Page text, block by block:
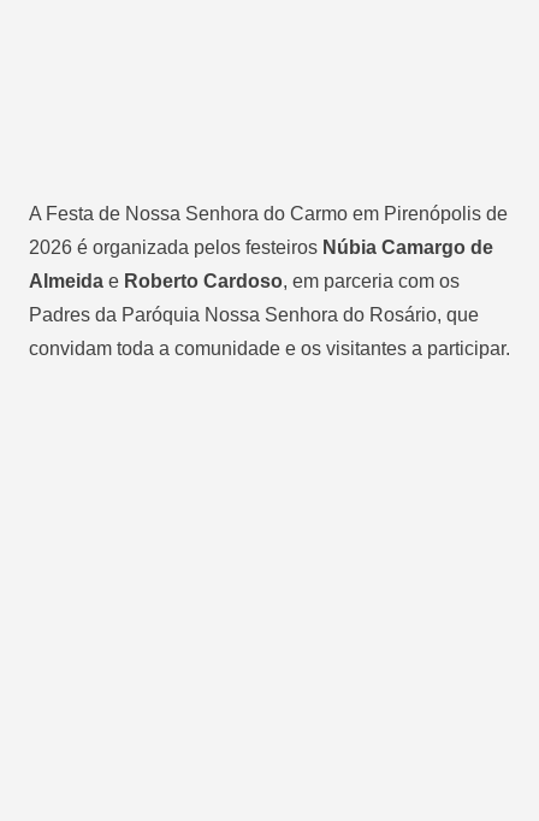
A Festa de Nossa Senhora do Carmo em Pirenópolis de
2026 é organizada pelos festeiros Núbia Camargo de
Almeida e Roberto Cardoso, em parceria com os
Padres da Paróquia Nossa Senhora do Rosário, que
convidam toda a comunidade e os visitantes a participar.